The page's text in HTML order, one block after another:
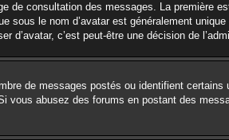
de consultation des messages. La
le nom d’avatar est généralement
c’est peut-être une décision de
de messages postés ou identifient
vous abusez des forums en postant des